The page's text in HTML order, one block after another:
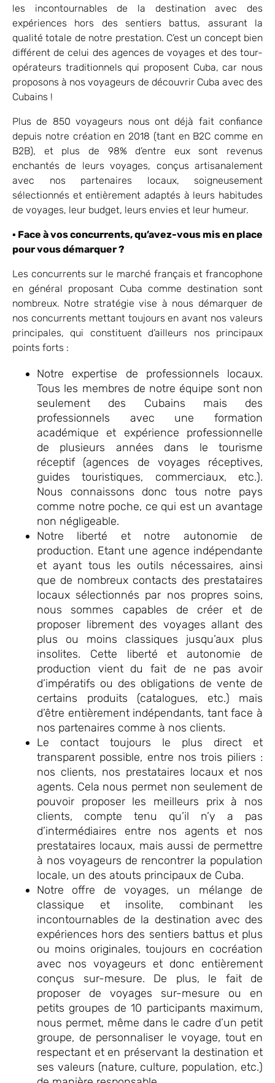
les incontournables de la destination avec des
expériences hors des sentiers battus, assurant la
qualité totale de notre prestation. C’est un concept bien
différent de celui des agences de voyages et des tour-
opérateurs traditionnels qui proposent Cuba, car nous
proposons à nos voyageurs de découvrir Cuba avec des
Cubains !
Plus de 850 voyageurs nous ont déjà fait confiance
depuis notre création en 2018 (tant en B2C comme en
B2B), et plus de 98% d’entre eux sont revenus
enchantés de leurs voyages, conçus artisanalement
avec nos partenaires locaux, soigneusement
sélectionnés et entièrement adaptés à leurs habitudes
de voyages, leur budget, leurs envies et leur humeur.
▪ Face à vos concurrents, qu’avez-vous mis en place
pour vous démarquer ?
Les concurrents sur le marché français et francophone
en général proposant Cuba comme destination sont
nombreux. Notre stratégie vise à nous démarquer de
nos concurrents mettant toujours en avant nos valeurs
principales, qui constituent d’ailleurs nos principaux
points forts :
Notre expertise de professionnels locaux.
Tous les membres de notre équipe sont non
seulement des Cubains mais des
professionnels avec une formation
académique et expérience professionnelle
de plusieurs années dans le tourisme
réceptif (agences de voyages réceptives,
guides touristiques, commerciaux, etc.).
Nous connaissons donc tous notre pays
comme notre poche, ce qui est un avantage
non négligeable.
Notre liberté et notre autonomie de
production. Etant une agence indépendante
et ayant tous les outils nécessaires, ainsi
que de nombreux contacts des prestataires
locaux sélectionnés par nos propres soins,
nous sommes capables de créer et de
proposer librement des voyages allant des
plus ou moins classiques jusqu’aux plus
insolites. Cette liberté et autonomie de
production vient du fait de ne pas avoir
d’impératifs ou des obligations de vente de
certains produits (catalogues, etc.) mais
d’être entièrement indépendants, tant face à
nos partenaires comme à nos clients.
Le contact toujours le plus direct et
transparent possible, entre nos trois piliers :
nos clients, nos prestataires locaux et nos
agents. Cela nous permet non seulement de
pouvoir proposer les meilleurs prix à nos
clients, compte tenu qu’il n’y a pas
d’intermédiaires entre nos agents et nos
prestataires locaux, mais aussi de permettre
à nos voyageurs de rencontrer la population
locale, un des atouts principaux de Cuba.
Notre offre de voyages, un mélange de
classique et insolite, combinant les
incontournables de la destination avec des
expériences hors des sentiers battus et plus
ou moins originales, toujours en cocréation
avec nos voyageurs et donc entièrement
conçus sur-mesure. De plus, le fait de
proposer de voyages sur-mesure ou en
petits groupes de 10 participants maximum,
nous permet, même dans le cadre d’un petit
groupe, de personnaliser le voyage, tout en
respectant et en préservant la destination et
ses valeurs (nature, culture, population, etc.)